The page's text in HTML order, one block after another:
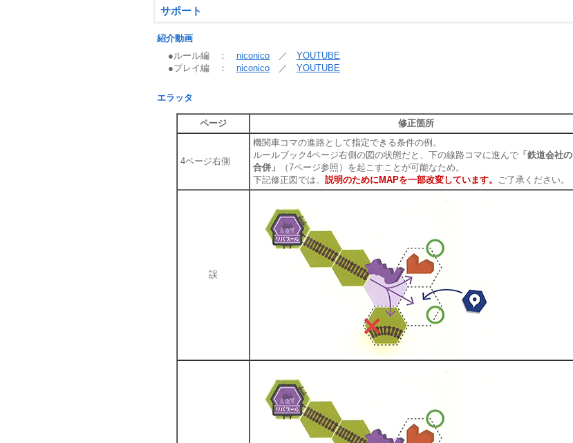
サポート
紹介動画
●ルール編 ：niconico ／YOUTUBE
●プレイ編 ：niconico ／YOUTUBE
エラッタ
ページ 修正箇所
4ページ右側
機関車コマの進路として指定できる条件の例。
ルールブック4ページ右側の図の状態だと、下の線路コマに進んで 「鉄道会社の
合併」
（7ページ参照）を起こすことが可能なため。
下記修正図では、 説明のためにMAPを一部改変しています。 ご了承ください。
誤